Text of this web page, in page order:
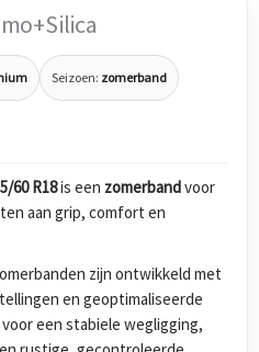
Seizoen: zomerband
60 R18is een zomerbandvoor
aan grip, comfort en
zijn ontwikkeld met
en geoptimaliseerde
een stabiele wegligging,